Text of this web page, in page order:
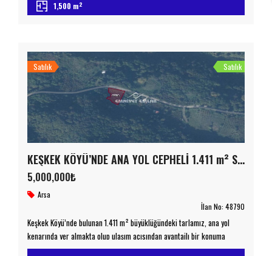
Bizimle İletişime Geçiniz emniyetemlak.com.tr Taşınmaz Ticaret Yetki
1,500 m2
Satılık Satılık
KEŞKEK KÖYÜ’NDE ANA YOL CEPHELİ 1.411 m² SATILIK TARLA
5,000,000₺
Arsa
İlan No: 48790
Keşkek Köyü’nde bulunan 1.411 m² büyüklüğündeki tarlamız, ana yol
kenarında yer almakta olup ulaşım açısından avantajlı bir konuma
sahiptir. Taşınmazımız; • Bungalov yapımına uygun • Hobi bahçesi